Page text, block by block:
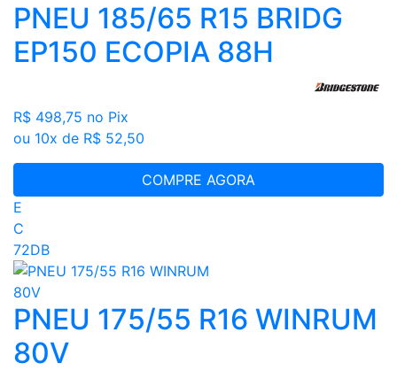
PNEU 185/65 R15 BRIDG
EP150 ECOPIA 88H
R$ 498,75 no Pix
ou 10x de R$ 52,50
COMPRE AGORA
E
C
72DB
PNEU 175/55 R16 WINRUM
80V